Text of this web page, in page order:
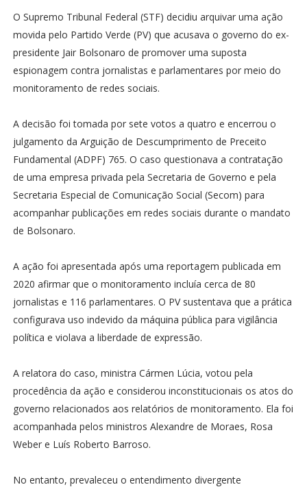
O Supremo Tribunal Federal (STF) decidiu arquivar uma ação
movida pelo Partido Verde (PV) que acusava o governo do ex-
presidente Jair Bolsonaro de promover uma suposta
espionagem contra jornalistas e parlamentares por meio do
monitoramento de redes sociais.
A decisão foi tomada por sete votos a quatro e encerrou o
julgamento da Arguição de Descumprimento de Preceito
Fundamental (ADPF) 765. O caso questionava a contratação
de uma empresa privada pela Secretaria de Governo e pela
Secretaria Especial de Comunicação Social (Secom) para
acompanhar publicações em redes sociais durante o mandato
de Bolsonaro.
A ação foi apresentada após uma reportagem publicada em
2020 afirmar que o monitoramento incluía cerca de 80
jornalistas e 116 parlamentares. O PV sustentava que a prática
configurava uso indevido da máquina pública para vigilância
política e violava a liberdade de expressão.
A relatora do caso, ministra Cármen Lúcia, votou pela
procedência da ação e considerou inconstitucionais os atos do
governo relacionados aos relatórios de monitoramento. Ela foi
acompanhada pelos ministros Alexandre de Moraes, Rosa
Weber e Luís Roberto Barroso.
No entanto, prevaleceu o entendimento divergente